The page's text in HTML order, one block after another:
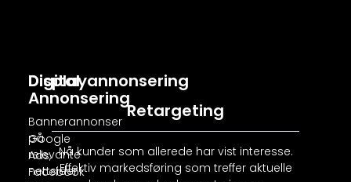
Digital
Annonsering
Google
Ads,
Facebook
Displayannonsering
Bannerannonser
på
relevante
nettsider
Retargeting
Nå kunder som allerede har vist interesse.
Effektiv markedsføring som treffer aktuelle